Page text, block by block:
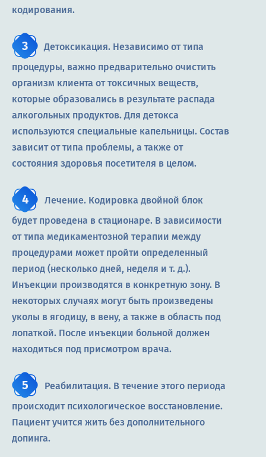
кодирования.
Детоксикация. Независимо от типа
процедуры, важно предварительно очистить
организм клиента от токсичных веществ,
которые образовались в результате распада
алкогольных продуктов. Для детокса
используются специальные капельницы. Состав
зависит от типа проблемы, а также от
состояния здоровья посетителя в целом.
Лечение. Кодировка двойной блок
будет проведена в стационаре. В зависимости
от типа медикаментозной терапии между
процедурами может пройти определенный
период (несколько дней, неделя и т. д.).
Инъекции производятся в конкретную зону. В
некоторых случаях могут быть произведены
уколы в ягодицу, в вену, а также в область под
лопаткой. После инъекции больной должен
находиться под присмотром врача.
Реабилитация. В течение этого периода
происходит психологическое восстановление.
Пациент учится жить без дополнительного
допинга.